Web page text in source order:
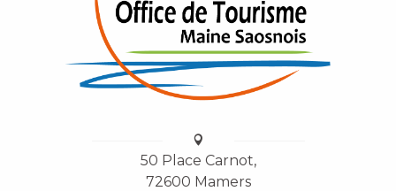
50 Place Carnot,
72600 Mamers